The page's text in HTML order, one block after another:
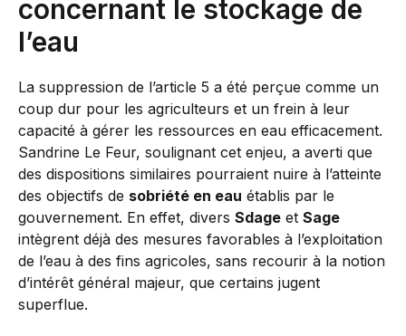
concernant le stockage de
l’eau
La suppression de l’article 5 a été perçue comme un
coup dur pour les agriculteurs et un frein à leur
capacité à gérer les ressources en eau efficacement.
Sandrine Le Feur, soulignant cet enjeu, a averti que
des dispositions similaires pourraient nuire à l’atteinte
des objectifs de sobriété en eau établis par le
gouvernement. En effet, divers Sdage et Sage
intègrent déjà des mesures favorables à l’exploitation
de l’eau à des fins agricoles, sans recourir à la notion
d’intérêt général majeur, que certains jugent
superflue.